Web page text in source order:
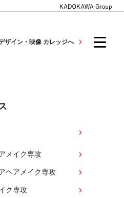
ザイン・映像 カレッジへ
メイク専攻
ヘアメイク専攻
ク専攻